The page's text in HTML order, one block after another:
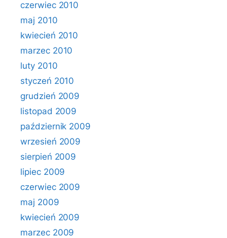
czerwiec 2010
maj 2010
kwiecień 2010
marzec 2010
luty 2010
styczeń 2010
grudzień 2009
listopad 2009
październik 2009
wrzesień 2009
sierpień 2009
lipiec 2009
czerwiec 2009
maj 2009
kwiecień 2009
marzec 2009